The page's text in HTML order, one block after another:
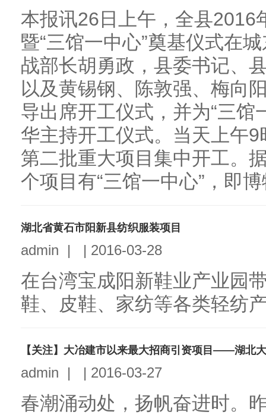
本报讯26日上午，全县2016
暨“三馆一中心”奠基仪式在
战部长胡勇政，县委书记、
以及黄锡钢、陈敦强、梅向
导出席开工仪式，并为“三馆
华主持开工仪式。当天上午
第二批重大项目集中开工。
个项目有“三馆一中心”，即
湖北省黄石市阳新县纺织服装项目
admin | | 2016-03-28
在台湾宝成阳新鞋业产业园
鞋、皮鞋、家纺等各类轻纺
【关注】大冶建市以来最大招商引资项目——湖北
admin | | 2016-03-27
春潮涌动处，扬帆奋进时。